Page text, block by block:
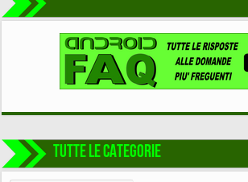
TUTTE LE CATEGORIE